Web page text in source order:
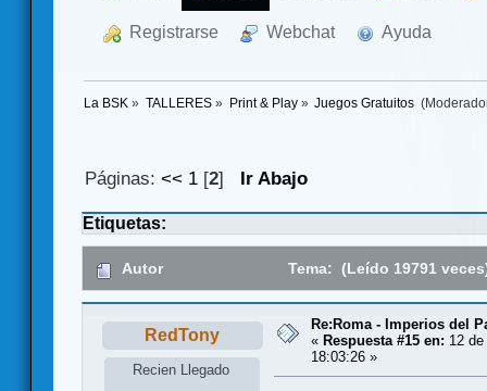
Registrarse Webchat Ayuda
La BSK » TALLERES» Print & Play» Juegos Gratuitos
Páginas:<< 1 [2] Ir Abajo
Etiquetas:
Autor Tema: (Leído 19791
RedTony
Recien Llegado
Re:Roma - Imperios del
« Respuesta #15 en: 12
18:03:26 »